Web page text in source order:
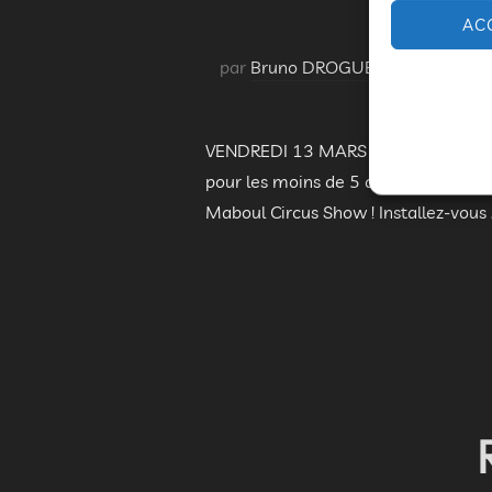
par Bruno DROGUE
VENDREDI 13 MARS 2026 –
pour les moins de 5 ans)
Maboul Circus Show ! Installez-vous